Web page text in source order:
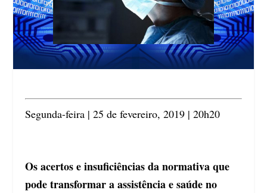
Segunda-feira | 25 de fevereiro, 2019 | 20h20
Os acertos e insuficiências da normativa que
pode transformar a assistência e saúde no